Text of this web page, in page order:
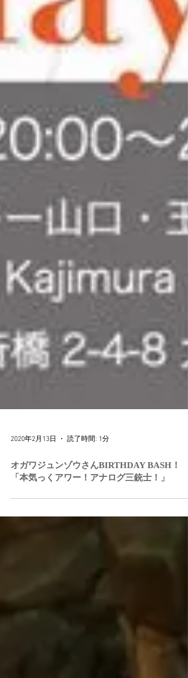
オガワジュンゾウさんBIRTHDAY BASH！